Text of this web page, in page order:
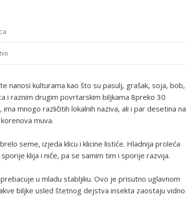
nanosi kulturama kao što su pasulj, grašak, soja, bob,
i raznim drugim povrtarskim biljkama 8preko 30
mnogo različitih lokalnih naziva, ali i par desetina na
muva.
seme, izjeda klicu i klicine listiće. Hladnija proleća
klija i niče, pa se samim tim i sporije razvija.
u mladu stabljiku. Ovo je prisutno uglavnom
biljke usled štetnog dejstva insekta zaostaju vidno